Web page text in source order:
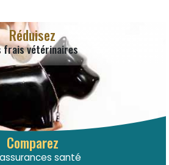
Réduisez
frais vétérinaires
Comparez
santé